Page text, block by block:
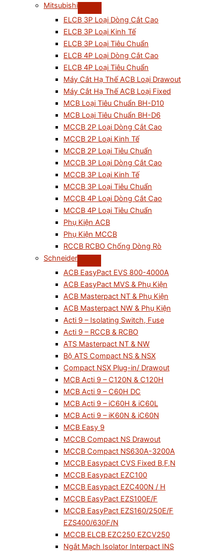
Mitsubishi
ELCB 3P Loại Dòng Cắt Cao
ELCB 3P Loại Kinh Tế
ELCB 3P Loại Tiêu Chuẩn
ELCB 4P Loại Dòng Cắt Cao
ELCB 4P Loại Tiêu Chuẩn
Máy Cắt Hạ Thế ACB Loại Drawout
Máy Cắt Hạ Thế ACB Loại Fixed
MCB Loại Tiêu Chuẩn BH-D10
MCB Loại Tiêu Chuẩn BH-D6
MCCB 2P Loại Dòng Cắt Cao
MCCB 2P Loại Kinh Tế
MCCB 2P Loại Tiêu Chuẩn
MCCB 3P Loại Dòng Cắt Cao
MCCB 3P Loại Kinh Tế
MCCB 3P Loại Tiêu Chuẩn
MCCB 4P Loại Dòng Cắt Cao
MCCB 4P Loại Tiêu Chuẩn
Phụ Kiện ACB
Phụ Kiện MCCB
RCCB RCBO Chống Dòng Rò
Schneider
ACB EasyPact EVS 800-4000A
ACB EasyPact MVS & Phụ Kiện
ACB Masterpact NT & Phụ Kiện
ACB Masterpact NW & Phụ Kiện
Acti 9 – Isolating Switch, Fuse
Acti 9 – RCCB & RCBO
ATS Masterpact NT & NW
Bộ ATS Compact NS & NSX
Compact NSX Plug-in/ Drawout
MCB Acti 9 – C120N & C120H
MCB Acti 9 – C60H DC
MCB Acti 9 – iC60H & iC60L
MCB Acti 9 – iK60N & iC60N
MCB Easy 9
MCCB Compact NS Drawout
MCCB Compact NS630A-3200A
MCCB Easypact CVS Fixed B,F,N
MCCB Easypact EZC100
MCCB Easypact EZC400N / H
MCCB EasyPact EZS100E/F
MCCB EasyPact EZS160/250E/F
EZS400/630F/N
MCCB ELCB EZC250 EZCV250
Ngắt Mạch Isolator Interpact INS